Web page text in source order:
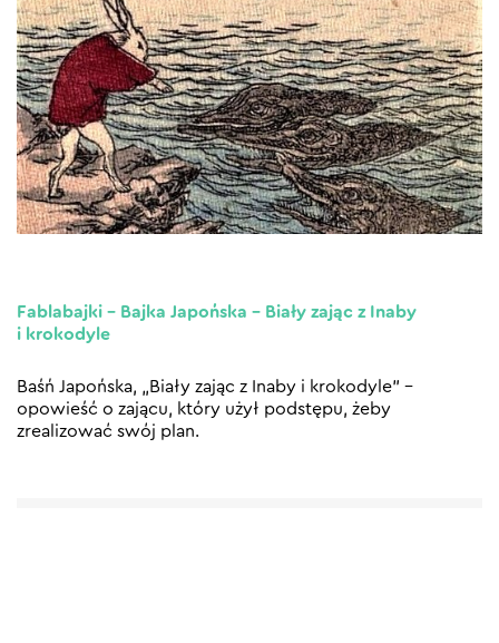
Fablabajki – Bajka Japońska – Biały zając z Inaby
i krokodyle
Baśń Japońska, „Biały zając z Inaby i krokodyle” –
opowieść o zającu, który użył podstępu, żeby
zrealizować swój plan.